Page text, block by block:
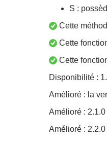
S :
Cette
Cette
Cette
Disponibilité :
Amélioré : la
Amélioré :
Amélioré :